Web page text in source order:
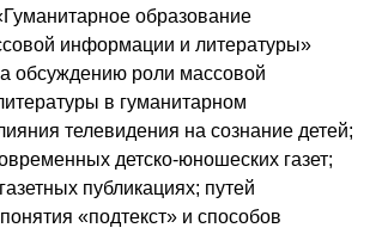
образование
информации и литературы»
обсуждению роли массовой
в гуманитарном
телевидения на сознание детей;
детско-юношеских газет;
публикациях; путей
«подтекст» и способов